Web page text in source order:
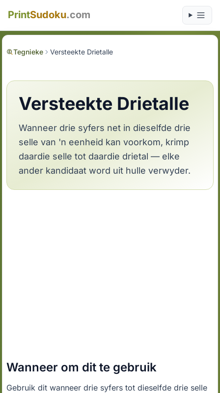
PrintSudoku.com
Tegnieke Versteekte Drietalle
Versteekte Drietalle
Wanneer drie syfers net in dieselfde drie
selle van 'n eenheid kan voorkom, krimp
daardie selle tot daardie drietal — elke
ander kandidaat word uit hulle verwyder.
Wanneer om dit te gebruik
Gebruik dit wanneer drie syfers tot dieselfde drie selle